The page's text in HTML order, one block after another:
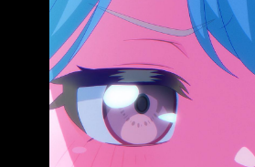
亮 自以為是善意對一些人
集就展現了 原本想繼續靠
大家囉"來解決問題 結果只
一根稻草 == --